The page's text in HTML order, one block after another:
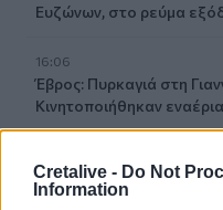
Cretalive - Do Not
Information
Ευζώνων, στο ρεύμα
16:06
Έβρος: Πυρκαγιά στη
Κινητοποιήθηκαν
Ζελένσκι: Περισσότεροι
στρατιώτες θα